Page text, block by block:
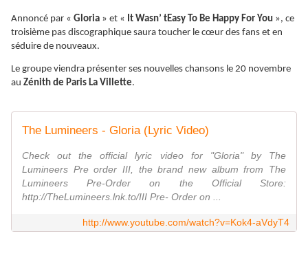
Annoncé par « Gloria » et « It Wasn’ tEasy To Be Happy For You », ce
troisième pas discographique saura toucher le cœur des fans et en
séduire de nouveaux.
Le groupe viendra présenter ses nouvelles chansons le 20 novembre
au Zénith de Paris La Villette.
The Lumineers - Gloria (Lyric Video)
Check out the official lyric video for "Gloria" by The
Lumineers Pre order III, the brand new album from The
Lumineers Pre-Order on the Official Store:
http://TheLumineers.lnk.to/III Pre- Order on ...
http://www.youtube.com/watch?v=Kok4-aVdyT4